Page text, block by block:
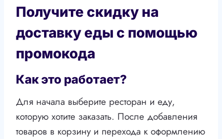
Получите скидку на
доставку еды с помощью
промокода
Как это работает?
Для начала выберите ресторан и еду,
которую хотите заказать. После добавления
товаров в корзину и перехода к оформлению